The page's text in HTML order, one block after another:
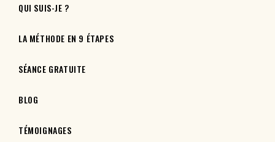
QUI SUIS-JE ?
LA MÉTHODE EN 9 ÉTAPES
SÉANCE GRATUITE
BLOG
TÉMOIGNAGES